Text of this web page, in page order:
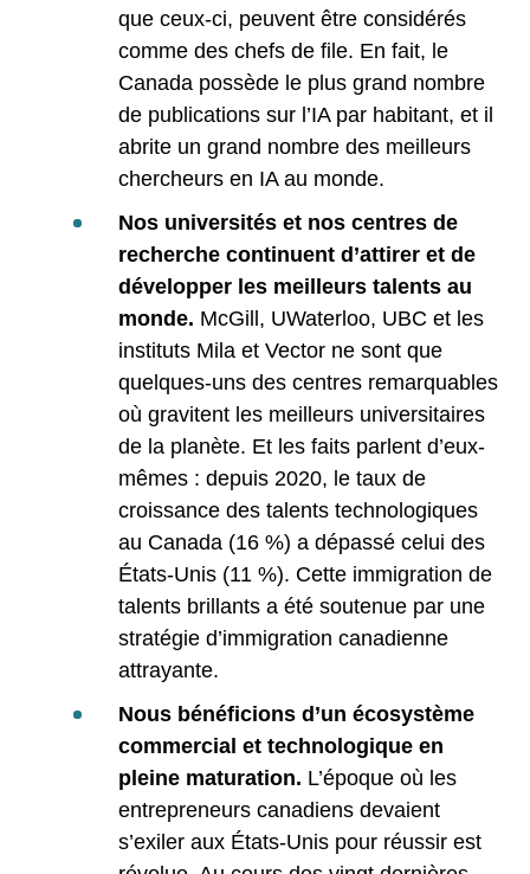
que ceux-ci, peuvent être considérés
comme des chefs de file. En fait, le
Canada possède le plus grand nombre
de publications sur l’IA par habitant, et il
abrite un grand nombre des meilleurs
chercheurs en IA au monde.
Nos universités et nos centres de
recherche continuent d’attirer et de
développer les meilleurs talents au
monde. McGill, UWaterloo, UBC et les
instituts Mila et Vector ne sont que
quelques-uns des centres remarquables
où gravitent les meilleurs universitaires
de la planète. Et les faits parlent d’eux-
mêmes : depuis 2020, le taux de
croissance des talents technologiques
au Canada (16 %) a dépassé celui des
États-Unis (11 %). Cette immigration de
talents brillants a été soutenue par une
stratégie d’immigration canadienne
attrayante.
Nous bénéficions d’un écosystème
commercial et technologique en
pleine maturation. L’époque où les
entrepreneurs canadiens devaient
s’exiler aux États-Unis pour réussir est